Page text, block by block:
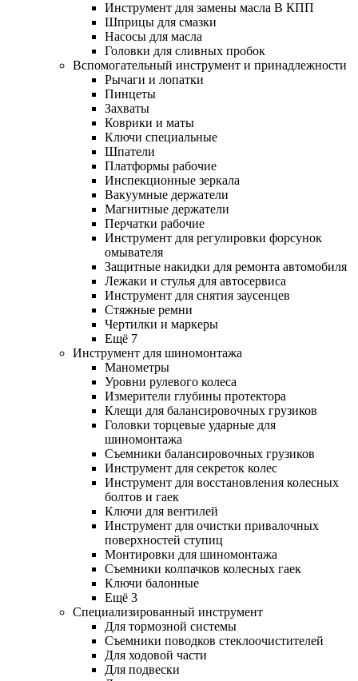
Инструмент для замены масла В КПП
Шприцы для смазки
Насосы для масла
Головки для сливных пробок
Вспомогательный инструмент и принадлежности
Рычаги и лопатки
Пинцеты
Захваты
Коврики и маты
Ключи специальные
Шпатели
Платформы рабочие
Инспекционные зеркала
Вакуумные держатели
Магнитные держатели
Перчатки рабочие
Инструмент для регулировки форсунок
омывателя
Защитные накидки для ремонта автомобиля
Лежаки и стулья для автосервиса
Инструмент для снятия заусенцев
Стяжные ремни
Чертилки и маркеры
Ещё 7
Инструмент для шиномонтажа
Манометры
Уровни рулевого колеса
Измерители глубины протектора
Клещи для балансировочных грузиков
Головки торцевые ударные для
шиномонтажа
Съемники балансировочных грузиков
Инструмент для секреток колес
Инструмент для восстановления колесных
болтов и гаек
Ключи для вентилей
Инструмент для очистки привалочных
поверхностей ступиц
Монтировки для шиномонтажа
Съемники колпачков колесных гаек
Ключи балонные
Ещё 3
Специализированный инструмент
Для тормозной системы
Съемники поводков стеклоочистителей
Для ходовой части
Для подвески